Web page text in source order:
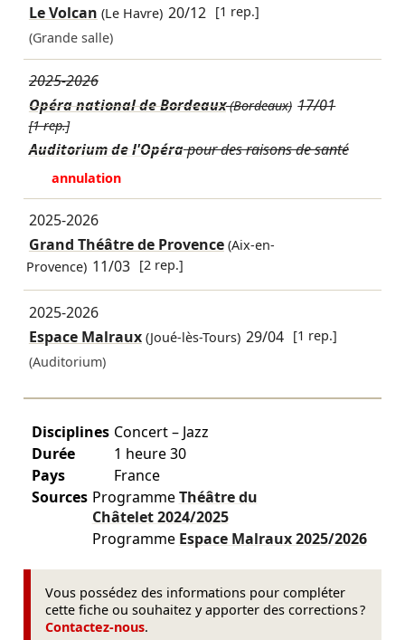
Le Volcan (Le Havre) 20/12 [1 rep.]
(Grande salle)
2025-2026
Opéra national de Bordeaux(Bordeaux) 17/01
[1 rep.]
Auditorium de l'Opérapour des raisons de santé
annulation
2025-2026
Grand Théâtre de Provence(Aix-en-
Provence) 11/03 [2 rep.]
2025-2026
Espace Malraux(Joué-lès-Tours) 29/04 [1 rep.]
(Auditorium)
Disciplines Concert – Jazz
Durée
1 heure 30
Pays
France
Sources ProgrammeThéâtre du
Châtelet2024/2025
Programme Espace Malraux2025/2026
Vous possédez des informations pour compléter
cette fiche ou souhaitez y apporter des corrections ?
Contactez-nous.